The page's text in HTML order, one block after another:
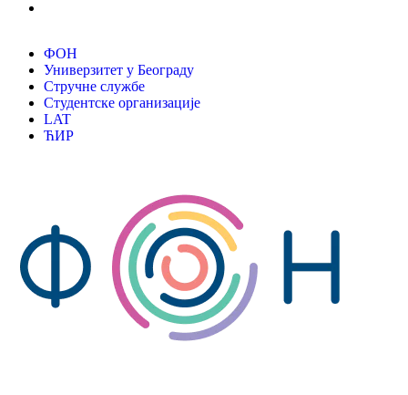
ФОН
Универзитет у Београду
Стручне службе
Студентске организације
LAT
ЋИР